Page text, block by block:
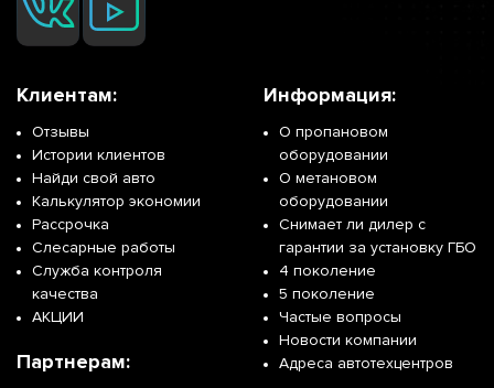
Клиентам:
Отзывы
Истории клиентов
Найди свой авто
Калькулятор экономии
Рассрочка
Слесарные работы
Служба контроля
качества
АКЦИИ
Партнерам:
Информация:
О пропановом
оборудовании
О метановом
оборудовании
Снимает ли дилер с
гарантии за установку ГБО
4 поколение
5 поколение
Частые вопросы
Новости компании
Адреса автотехцентров